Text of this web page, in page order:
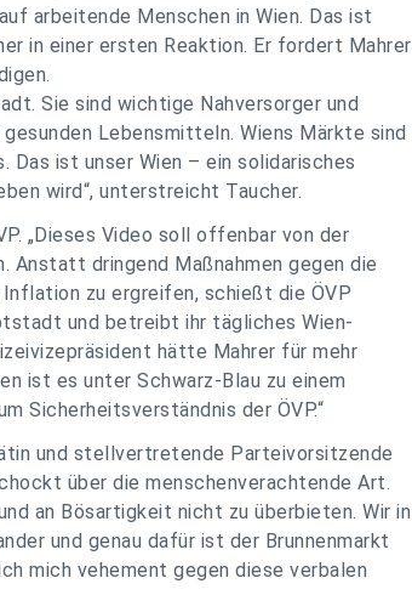
arbeitende Menschen in Wien. Das ist
in einer ersten Reaktion. Er fordert Mahrer
Sie sind wichtige Nahversorger und
Lebensmitteln. Wiens Märkte sind
ist unser Wien – ein solidarisches
wird“, unterstreicht Taucher.
„Dieses Video soll offenbar von der
Anstatt dringend Maßnahmen gegen die
zu ergreifen, schießt die ÖVP
und betreibt ihr tägliches Wien-
hätte Mahrer für mehr
ist es unter Schwarz-Blau zu einem
Sicherheitsverständnis der ÖVP.“
und stellvertretende Parteivorsitzende
über die menschenverachtende Art.
an Bösartigkeit nicht zu überbieten. Wir in
und genau dafür ist der Brunnenmarkt
mich vehement gegen diese verbalen